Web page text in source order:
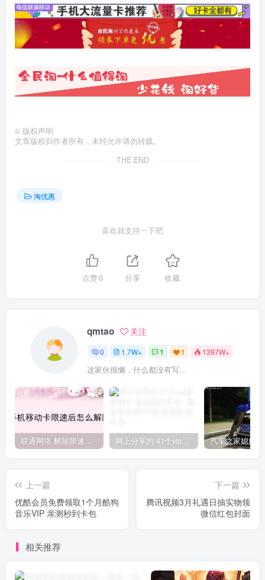
© 版权声明
文章版权归作者所有，未经允许请勿转载。
THE END
淘优惠
喜欢就支持一下吧
点赞0 分享 收藏
qmtao 关注
0 1.7W+ 1 1 1397W+
这家伙很懒，什么都没有写...
联通网络 解除限速方法参考！畅享、畅玩、老白干等及其它地区自测了 网上分享的 41个vip解析接口 有需要的拿去~ 免费看全网VIP会员视频
上一篇
优酷会员免费领取1个月酷狗
音乐VIP 亲测秒到卡包
下一篇
腾讯视频3月礼遇日抽实物领
微信红包封面
相关推荐